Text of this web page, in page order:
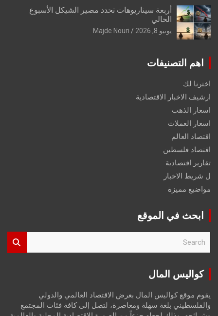
أربعة سيناريوهات تحدد مصير الشيكل الأسبوع
الحالي
يونيو 8, 2026 Majde Nouri
اهم التصنيفات
اخترنا لك
ارشيف الاخبار الاقتصادية
اسعار الذهب
اسعار العملات
اقتصاد العالم
اقتصاد فلسطين
تقارير اقتصادية
ل شريط الاخبار
مواضيع مميزة
ابحث في الموقع
r
كواليس المال
يقوم موقع كواليس المال بعرض الاقتصاد العالمي والدولي
والفلسطيني بلغة سهلة ومعاصرة، لتصل إلى كافة فئات المجتمع